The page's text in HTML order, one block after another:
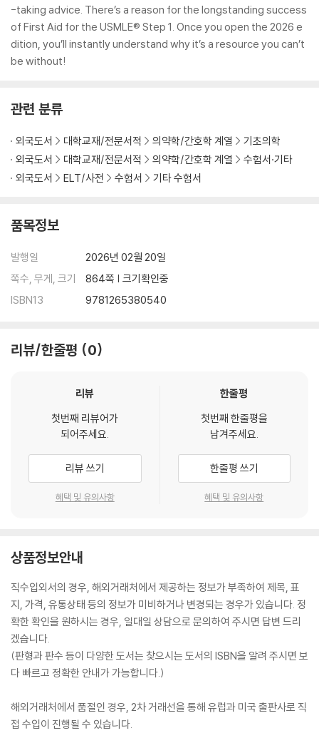
-taking advice. There’s a reason for the longstanding success
of First Aid for the USMLE® Step 1. Once you open the 2026 e
dition, you’ll instantly understand why it’s a resource you can’t
be without!
관련 분류
외국도서 대학교재/전문서적 의약학/간호학 계열
기초의학
외국도서
대학교재/전문서적 의약학/간호학 계열
수험서·기타
외국도서
ELT/사전 수험서 기타 수험서
품목정보
발행일
2026년 02월 20일
쪽수, 무게, 크기
864쪽 | 크기확인중
ISBN13
9781265380540
리뷰/한줄평 0
리뷰
첫번째 리뷰어가
되어주세요.
리뷰 쓰기
혜택 및 유의사항
한줄평
첫번째 한줄평을
남겨주세요.
한줄평 쓰기
혜택 및 유의사항
상품정보안내
직수입외서의 경우, 해외거래처에서 제공하는 정보가 부족하여 제목, 표
지, 가격, 유통상태 등의 정보가 미비하거나 변경되는 경우가 있습니다. 정
확한 확인을 원하시는 경우, 일대일 상담으로 문의하여 주시면 답변 드리
겠습니다.
(판형과 판수 등이 다양한 도서는 찾으시는 도서의 ISBN을 알려 주시면 보
다 빠르고 정확한 안내가 가능합니다.)
해외거래처에서 품절인 경우, 2차 거래선을 통해 유럽과 미국 출판사로 직
접 수입이 진행될 수 있습니다.